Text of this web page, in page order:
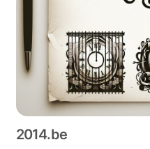
2014.be